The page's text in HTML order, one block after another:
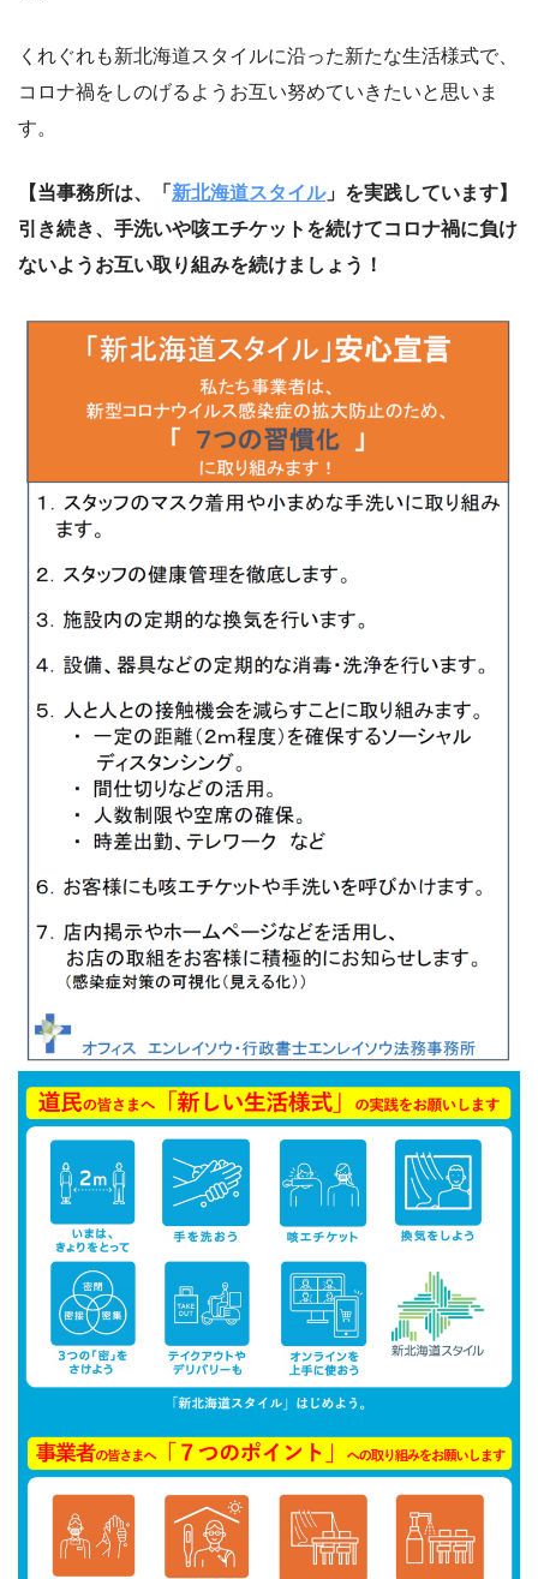
くれぐれも新北海道スタイルに沿った新たな生活様式で、
コロナ禍をしのげるようお互い努めていきたいと思いま
す。
【当事務所は、「 新北海道スタイル」を実践しています】
引き続き、手洗いや咳エチケットを続けてコロナ禍に負け
ないようお互い取り組みを続けましょう！